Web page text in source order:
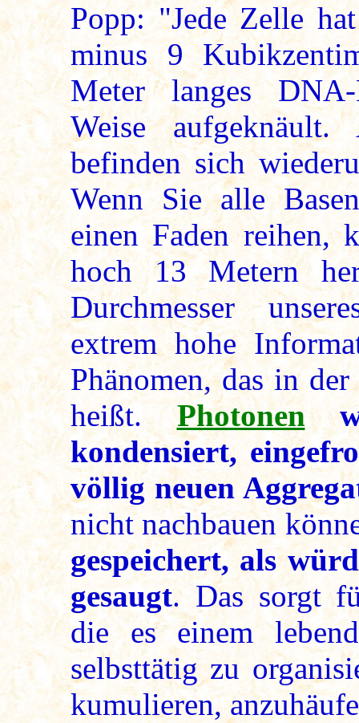
Popp: "Jede Zelle
minus 9
Meter langes
Weise
befinden sich
Wenn Sie alle
einen Faden reihen,
hoch 13 Metern
Durchmesser
extrem hohe
Phänomen, das in
heißt.Photonen
kondensiert,
völlig neuen
nicht nachbauen
gespeichert, als
gesaugt. Das sorgt
die es einem
selbsttätig zu
kumulieren,